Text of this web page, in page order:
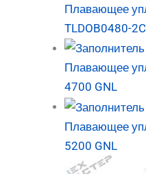
Плавающее
TLDOB0480-
Плавающее
4700 GNL
Плавающее
5200 GNL